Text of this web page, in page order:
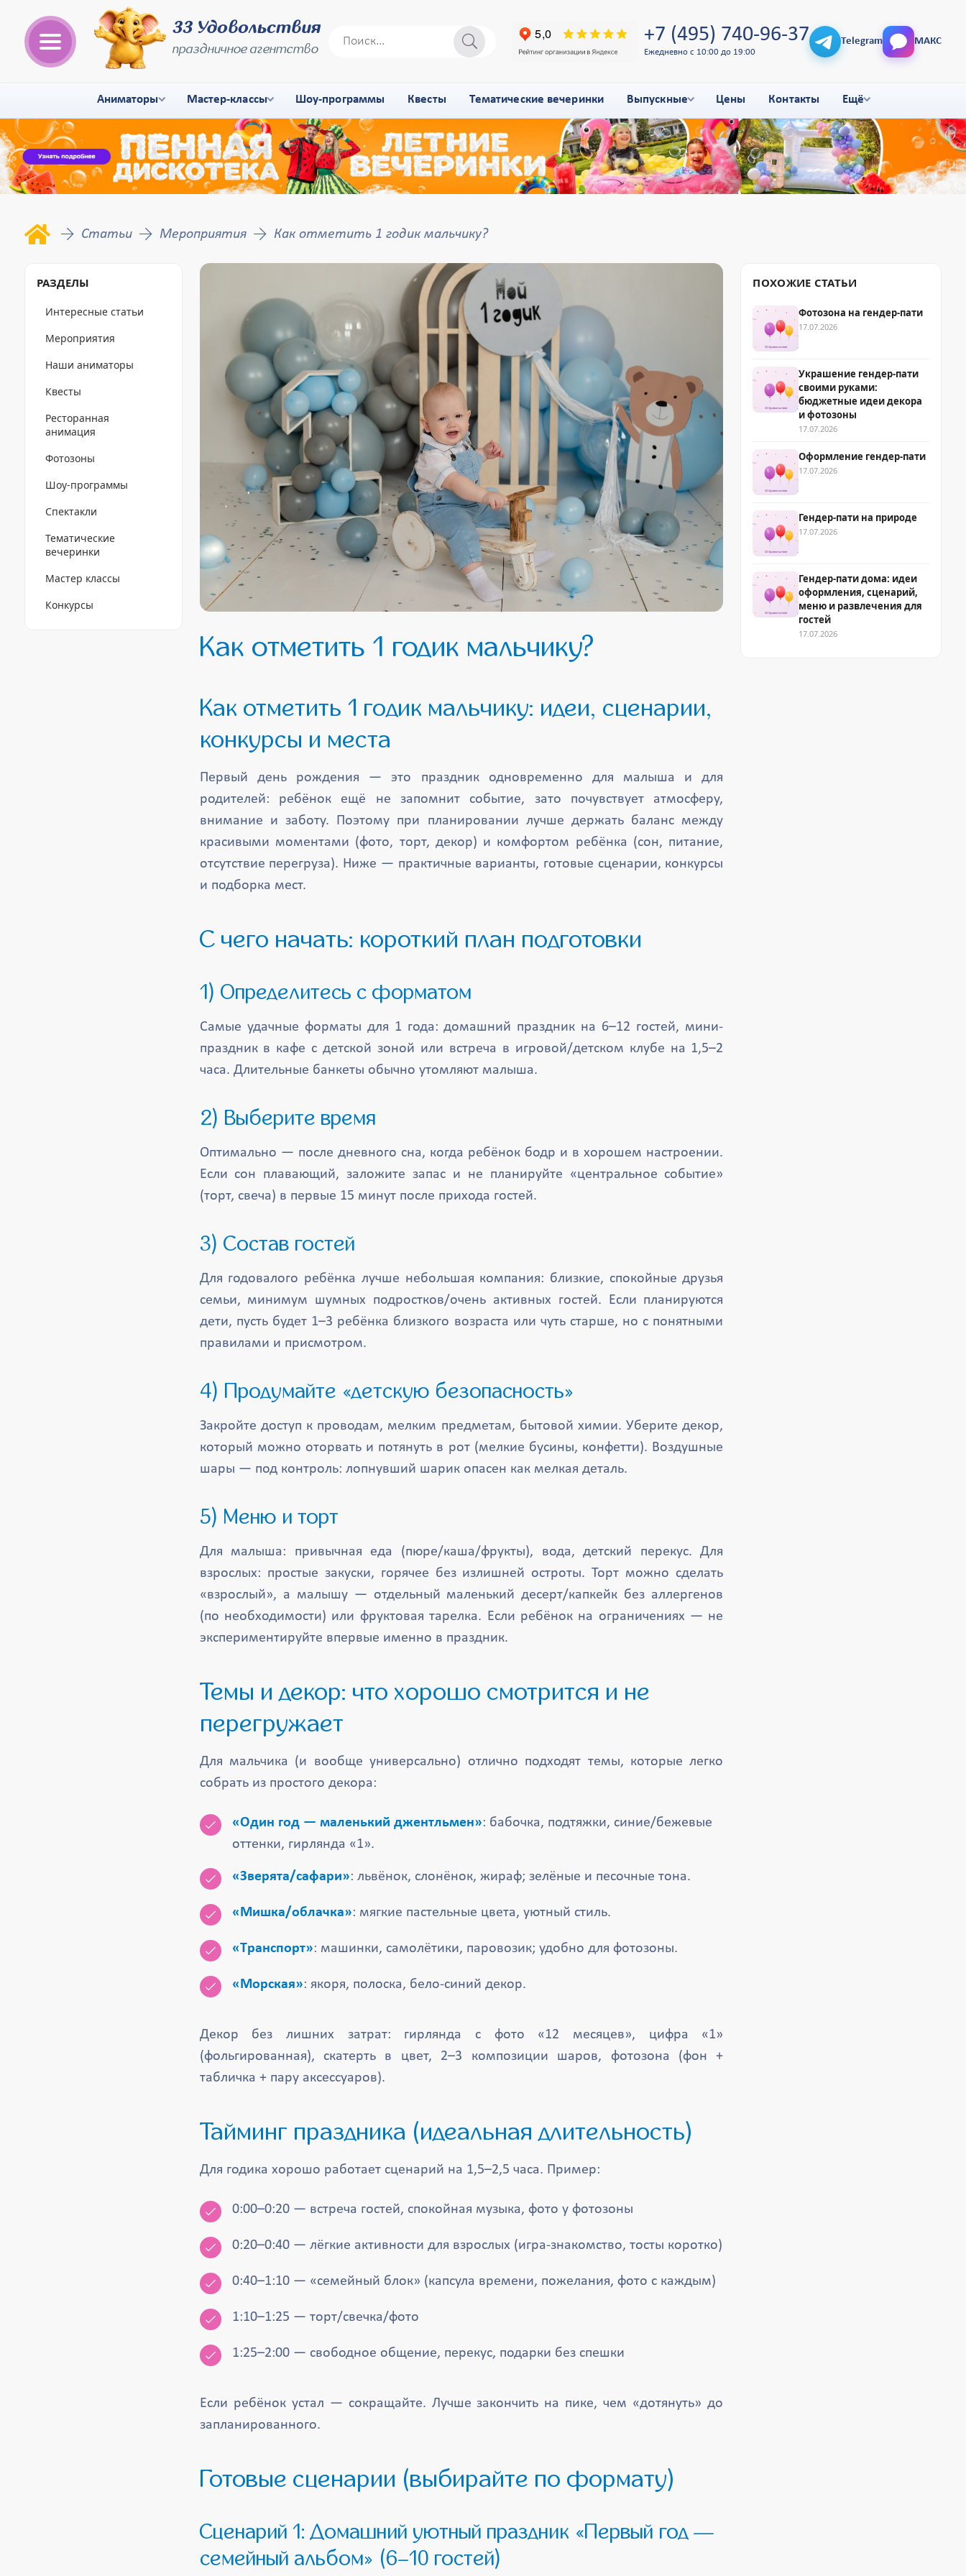
33 Удовольствия
праздничное агентство
+7 (495) 740-96-37
Ежедневно с 10:00 до 19:00
Telegram МАКС
Аниматоры Мастер-классы Шоу-программы Квесты Тематические вечеринки Выпускные Цены Контакты Ещё
Статьи Мероприятия Как отметить 1 годик мальчику?
РАЗДЕЛЫ
Интересные статьи
Мероприятия
Наши аниматоры
Квесты
Ресторанная
анимация
Фотозоны
Шоу-программы
Спектакли
Тематические
вечеринки
Мастер классы
Конкурсы
Как отметить 1 годик мальчику?
Как отметить 1 годик мальчику: идеи, сценарии,
конкурсы и места
Первый день рождения — это праздник одновременно для малыша и для
родителей: ребёнок ещё не запомнит событие, зато почувствует атмосферу,
внимание и заботу. Поэтому при планировании лучше держать баланс между
красивыми моментами (фото, торт, декор) и комфортом ребёнка (сон, питание,
отсутствие перегруза). Ниже — практичные варианты, готовые сценарии, конкурсы
и подборка мест.
С чего начать: короткий план подготовки
1) Определитесь с форматом
Самые удачные форматы для 1 года: домашний праздник на 6–12 гостей, мини-
праздник в кафе с детской зоной или встреча в игровой/детском клубе на 1,5–2
часа. Длительные банкеты обычно утомляют малыша.
2) Выберите время
Оптимально — после дневного сна, когда ребёнок бодр и в хорошем настроении.
Если сон плавающий, заложите запас и не планируйте «центральное событие»
(торт, свеча) в первые 15 минут после прихода гостей.
3) Состав гостей
Для годовалого ребёнка лучше небольшая компания: близкие, спокойные друзья
семьи, минимум шумных подростков/очень активных гостей. Если планируются
дети, пусть будет 1–3 ребёнка близкого возраста или чуть старше, но с понятными
правилами и присмотром.
4) Продумайте «детскую безопасность»
Закройте доступ к проводам, мелким предметам, бытовой химии. Уберите декор,
который можно оторвать и потянуть в рот (мелкие бусины, конфетти). Воздушные
шары — под контроль: лопнувший шарик опасен как мелкая деталь.
5) Меню и торт
Для малыша: привычная еда (пюре/каша/фрукты), вода, детский перекус. Для
взрослых: простые закуски, горячее без излишней остроты. Торт можно сделать
«взрослый», а малышу — отдельный маленький десерт/капкейк без аллергенов
(по необходимости) или фруктовая тарелка. Если ребёнок на ограничениях — не
экспериментируйте впервые именно в праздник.
Темы и декор: что хорошо смотрится и не
перегружает
Для мальчика (и вообще универсально) отлично подходят темы, которые легко
собрать из простого декора:
«Один год — маленький джентльмен»: бабочка, подтяжки, синие/бежевые
оттенки, гирлянда «1».
«Зверята/сафари»: львёнок, слонёнок, жираф; зелёные и песочные тона.
«Мишка/облачка»: мягкие пастельные цвета, уютный стиль.
«Транспорт»: машинки, самолётики, паровозик; удобно для фотозоны.
«Морская»: якоря, полоска, бело-синий декор.
Декор без лишних затрат: гирлянда с фото «12 месяцев», цифра «1»
(фольгированная), скатерть в цвет, 2–3 композиции шаров, фотозона (фон +
табличка + пару аксессуаров).
Тайминг праздника (идеальная длительность)
Для годика хорошо работает сценарий на 1,5–2,5 часа. Пример:
0:00–0:20 — встреча гостей, спокойная музыка, фото у фотозоны
0:20–0:40 — лёгкие активности для взрослых (игра-знакомство, тосты коротко)
0:40–1:10 — «семейный блок» (капсула времени, пожелания, фото с каждым)
1:10–1:25 — торт/свечка/фото
1:25–2:00 — свободное общение, перекус, подарки без спешки
Если ребёнок устал — сокращайте. Лучше закончить на пике, чем «дотянуть» до
запланированного.
Готовые сценарии (выбирайте по формату)
Сценарий 1: Домашний уютный праздник «Первый год —
семейный альбом» (6–10 гостей)
ПОХОЖИЕ СТАТЬИ
Фотозона на гендер-пати
17.07.2026
Украшение гендер-пати
своими руками:
бюджетные идеи декора
и фотозоны
17.07.2026
Оформление гендер-пати
17.07.2026
Гендер-пати на природе
17.07.2026
Гендер-пати дома: идеи
оформления, сценарий,
меню и развлечения для
гостей
17.07.2026